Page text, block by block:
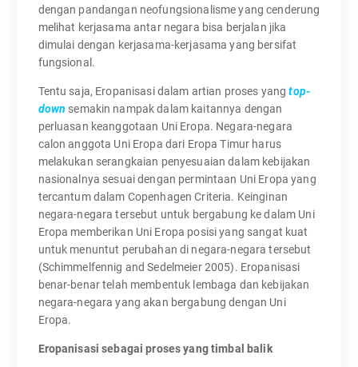
dengan pandangan neofungsionalisme yang cenderung
melihat kerjasama antar negara bisa berjalan jika
dimulai dengan kerjasama-kerjasama yang bersifat
fungsional.
Tentu saja, Eropanisasi dalam artian proses yangtop-
down semakin nampak dalam kaitannya dengan
perluasan keanggotaan Uni Eropa. Negara-negara
calon anggota Uni Eropa dari Eropa Timur harus
melakukan serangkaian penyesuaian dalam kebijakan
nasionalnya sesuai dengan permintaan Uni Eropa yang
tercantum dalam Copenhagen Criteria. Keinginan
negara-negara tersebut untuk bergabung ke dalam Uni
Eropa memberikan Uni Eropa posisi yang sangat kuat
untuk menuntut perubahan di negara-negara tersebut
(Schimmelfennig and Sedelmeier 2005). Eropanisasi
benar-benar telah membentuk lembaga dan kebijakan
negara-negara yang akan bergabung dengan Uni
Eropa.
Eropanisasi sebagai proses yang timbal balik